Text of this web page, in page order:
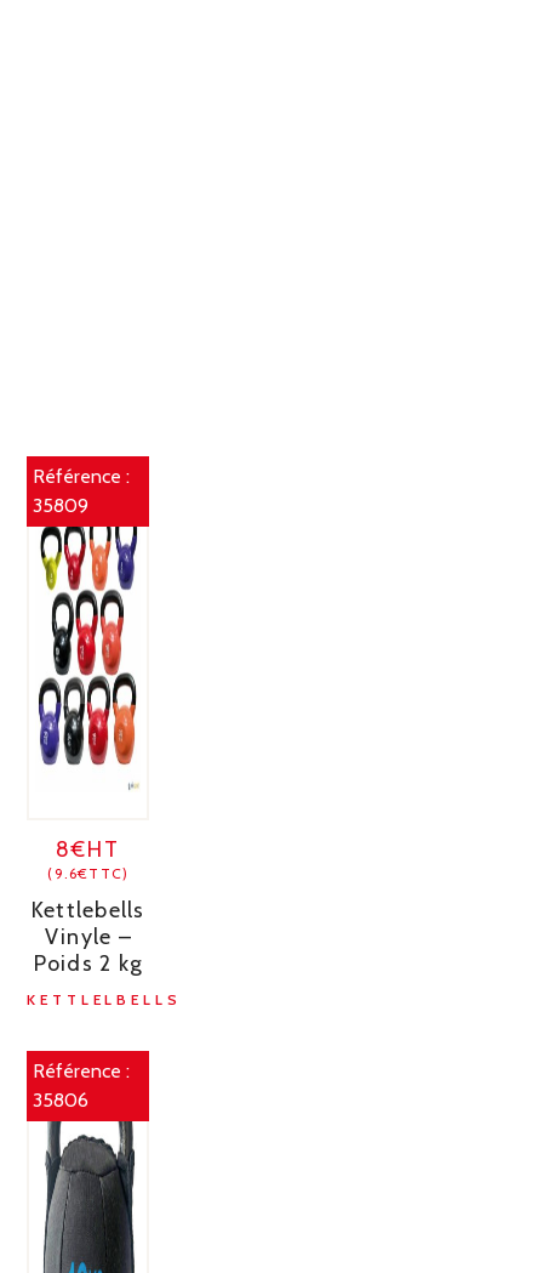
Référence :
35809
8€HT
(9.6€TTC)
Kettlebells
Vinyle –
Poids 2 kg
KETTLELBELLS
Référence :
35806